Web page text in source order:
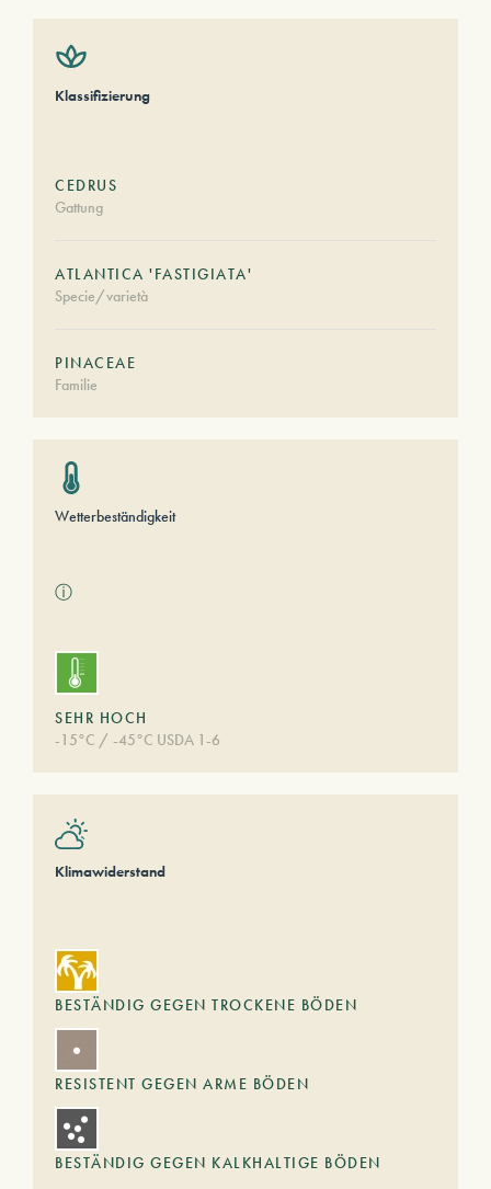
Klassifizierung
CEDRUS
Gattung
ATLANTICA 'FASTIGIATA'
Specie/varietà
PINACEAE
Familie
Wetterbeständigkeit
ⓘ
SEHR HOCH
-15°C / -45°C USDA 1-6
Klimawiderstand
BESTÄNDIG GEGEN TROCKENE BÖDEN
RESISTENT GEGEN ARME BÖDEN
BESTÄNDIG GEGEN KALKHALTIGE BÖDEN